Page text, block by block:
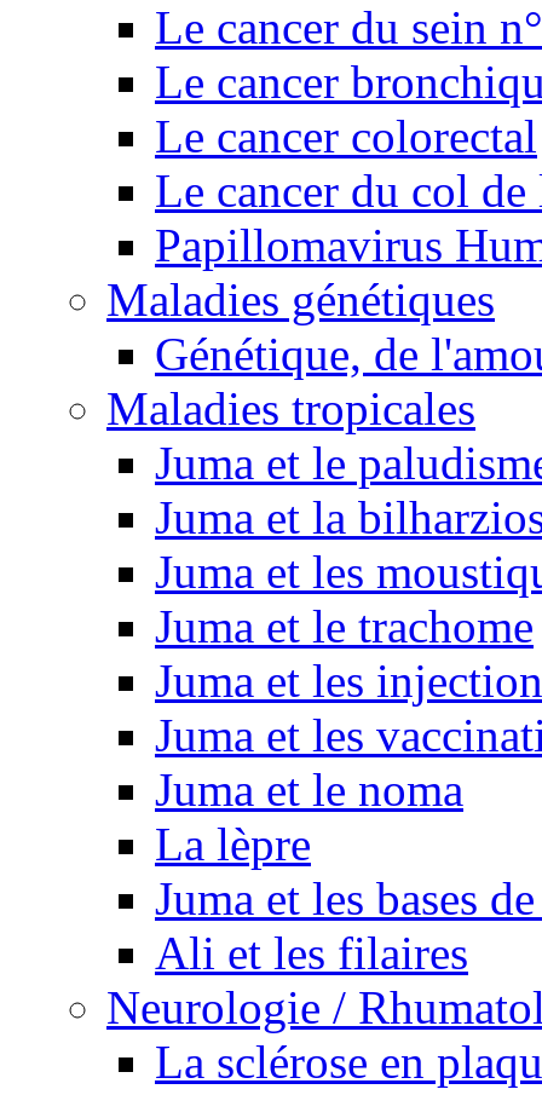
Le cancer du sein
Le cancer
Le cancer colorectal
Le cancer du col de
Papillomavirus
Maladies génétiques
Génétique, de
Maladies tropicales
Juma et le
Juma et la
Juma et les
Juma et le trachome
Juma et les
Juma et les
Juma et le noma
La lèpre
Juma et les bases
Ali et les filaires
Neurologie /
La sclérose en